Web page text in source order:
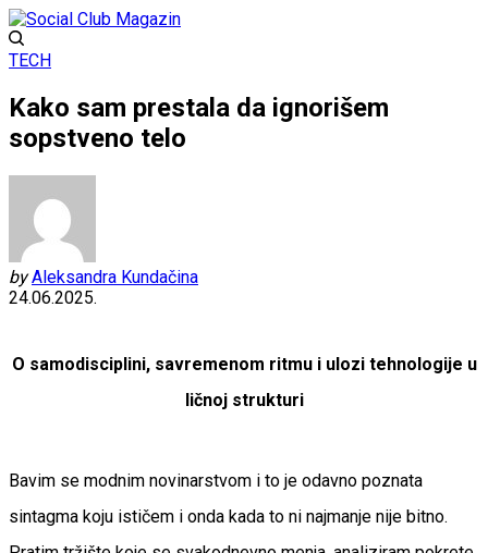
TECH
Kako sam prestala da ignorišem
sopstveno telo
by Aleksandra Kundačina
24.06.2025.
O samodisciplini, savremenom ritmu i ulozi tehnologije u
ličnoj strukturi
Bavim se modnim novinarstvom i to je odavno poznata
sintagma koju ističem i onda kada to ni najmanje nije bitno.